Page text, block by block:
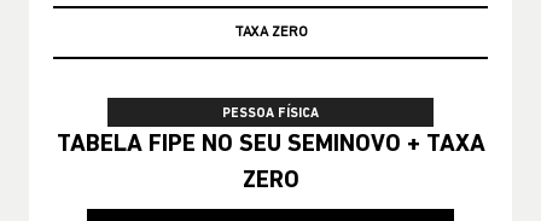
TAXA ZERO
PESSOA FÍSICA
TABELA FIPE NO SEU SEMINOVO + TAXA
ZERO